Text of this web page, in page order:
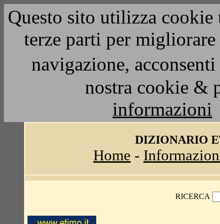
Questo sito utilizza
terze parti per
navigazione,
nostra cookie &
informazioni
DIZIONARIO
Home -
RICERCA